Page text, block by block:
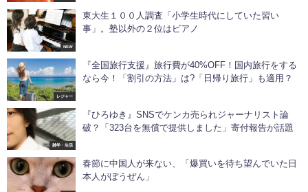
NEW
東大生１００人調査「小学生時代にしていた習い
事」。塾以外の２位はピアノ
レジャー
『全国旅行支援』旅行費が40%OFF！国内旅行をする
なら今！「割引の方法」は?「日帰り旅行」も適用？
雑学・生活
『ひろゆき』SNSでケンカ売られジャーナリスト論
破？「323台を無償で提供しました」寄付報告が話題
春節に中国人が来ない、「爆買いを待ち望んでいた日
本人がぼうぜん」